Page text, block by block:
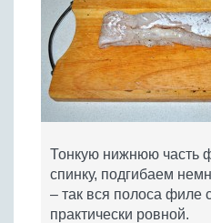
Тонкую нижнюю часть
спинку, подгибаем
– так вся полоса филе
практически ровной.